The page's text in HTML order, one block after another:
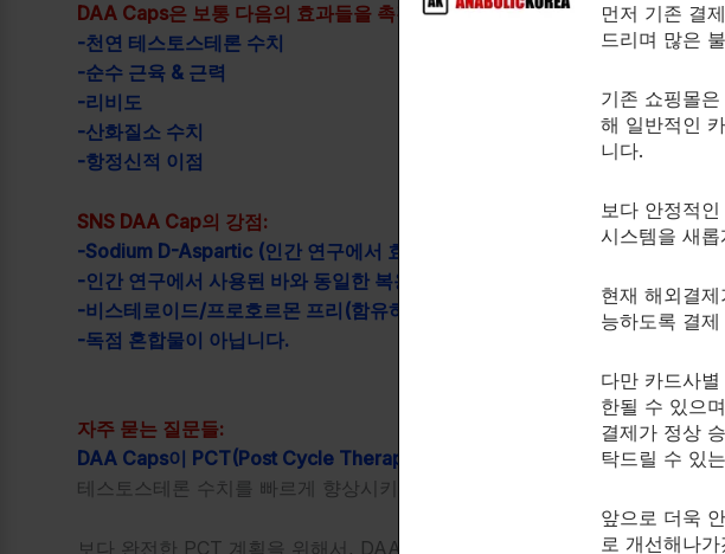
DAA Caps은 보통 다음의 효과들을 촉진합니다:
-천연 테스토스테론 수치
-순수 근육 & 근력
-리비도
-산화질소 수치
-항정신적 이점
SNS DAA Cap의 강점:
-Sodium D-Aspartic (인간 연구에서 효과적인 결과를 보였던 유형)을 포함합
-인간 연구에서 사용된 바와 동일한 복용량입니다. (매일 3.12그램)
-비스테로이드/프로호르몬 프리(함유하지 않음)
-독점 혼합물이 아닙니다.
자주 묻는 질문들:
DAA Caps이 PCT(Post Cycle Therapy)를 위해 사용될 수 있나요?
테스토스테론 수치를 빠르게 향상시키는 DAA의 능력으로 인해 이는 PCT를
보다 완전한 PCT 계획을 위해서, DAA는 Inhibit-E, Reduce XT, 그리고
먼저 기존 결
드리며 많은
기존 쇼핑몰
해 일반적인
니다.
보다 안정적
시스템을 새
현재 해외결
능하도록 결
다만 카드사
한될 수 있으
결제가 정상
탁드릴 수 있
앞으로 더욱
로 개선해나